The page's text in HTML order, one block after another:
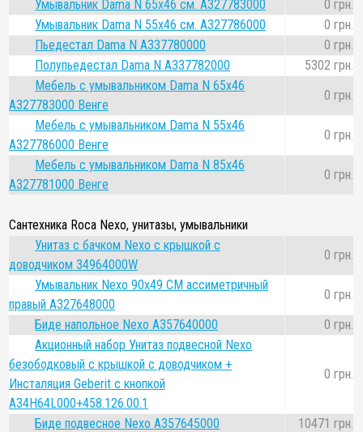
Умывальник Dama N 65х46 см. A327783000
0 грн.
Умывальник Dama N 55х46 см. A327786000
0 грн.
Пьедестал Dama N A337780000
0 грн.
Полупьедестал Dama N A337782000
5302 грн.
Мебель с умывальником Dama N 65x46
A327783000 Венге
0 грн.
Мебель с умывальником Dama N 55x46
A327786000 Венге
0 грн.
Мебель с умывальником Dama N 85x46
A327781000 Венге
0 грн.
Сантехника Roca Nexo, унитазы, умывальники
Унитаз с бачком Nexo с крышкой с
доводчиком 34964000W
0 грн.
Умывальник Nexo 90x49 СМ ассиметричный
правый A327648000
0 грн.
Биде напольное Nexo A357640000
0 грн.
Акционный набор Унитаз подвесной Nexo
безободковый с крышкой с доводчиком +
Инсталяция Geberit с кнопкой
A34H64L000+458.126.00.1
0 грн.
Биде подвесное Nexo A357645000
10471 грн.